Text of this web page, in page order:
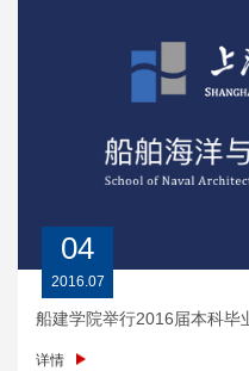
04
2016.07
船建学院举行2016届本科毕
详情